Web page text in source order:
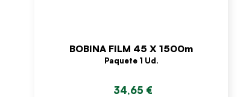
BOBINA FILM 45 X 1500m
Paquete 1 Ud.
34,65 €